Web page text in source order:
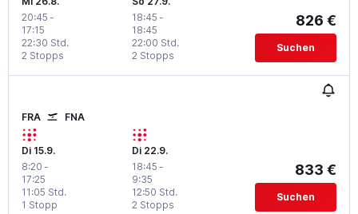
20:45 -
17:15
2 Stopps
22:30 Std.
18:45 -
18:45
2 Stopps
22:00 Std.
826 €
Suchen
FRA FNA
Di 15.9.
8:20 -
17:25
1 Stopp
11:05 Std.
Di 22.9.
18:45 -
9:35
2 Stopps
12:50 Std.
833 €
Suchen